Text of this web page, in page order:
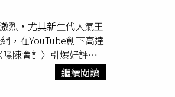
氣饒舌歌手
台下歌迷，意外驚喜引
〈鄉下來的〉、
都跟著節奏跳動。玖壹
讓人完全沉浸在屬於桃
烈，尤其新生代人氣王
，在YouTube創下高達
陳會計〉引爆好評，
，唱哭一票觀眾。
的意思，起初他剛看
繼續閱讀